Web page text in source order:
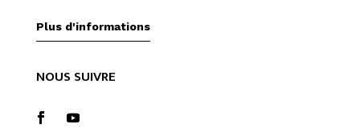
Plus d'informations
NOUS SUIVRE